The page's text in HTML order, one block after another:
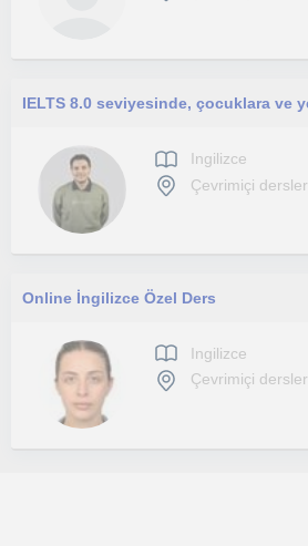
Ingilizce
Çevrimiçi dersler
Online İngilizce Özel Ders
Ingilizce
Çevrimiçi dersler